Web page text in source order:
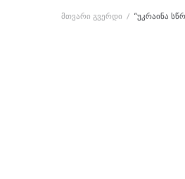
მთვარი გვერდი / “უკრაინა